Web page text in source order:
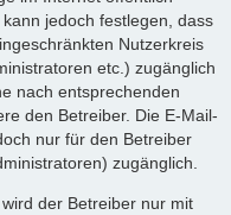
jedoch festlegen, dass
Nutzerkreis
etc.) zugänglich
nach entsprechenden
den Betreiber. Die E-Mail-
nur für den Betreiber
zugänglich.
der Betreiber nur mit